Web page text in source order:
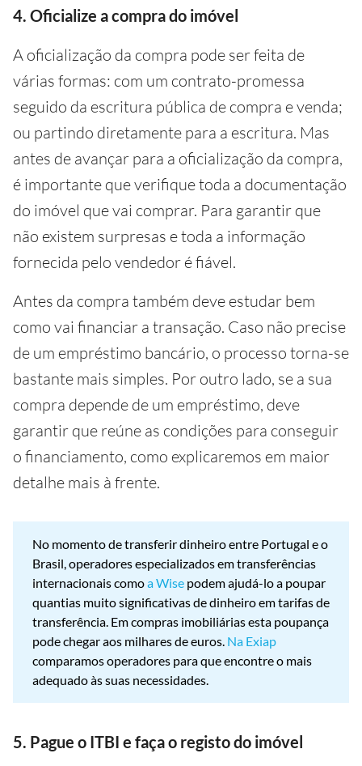
4. Oficialize a compra do imóvel
A oficialização da compra pode ser feita de
várias formas: com um contrato-promessa
seguido da escritura pública de compra e venda;
ou partindo diretamente para a escritura. Mas
antes de avançar para a oficialização da compra,
é importante que verifique toda a documentação
do imóvel que vai comprar. Para garantir que
não existem surpresas e toda a informação
fornecida pelo vendedor é fiável.
Antes da compra também deve estudar bem
como vai financiar a transação. Caso não precise
de um empréstimo bancário, o processo torna-se
bastante mais simples. Por outro lado, se a sua
compra depende de um empréstimo, deve
garantir que reúne as condições para conseguir
o financiamento, como explicaremos em maior
detalhe mais à frente.
No momento de transferir dinheiro entre Portugal e o
Brasil, operadores especializados em transferências
internacionais comoa Wise podem ajudá-lo a poupar
quantias muito significativas de dinheiro em tarifas de
transferência. Em compras imobiliárias esta poupança
pode chegar aos milhares de euros. Na Exiap
comparamos operadores para que encontre o mais
adequado às suas necessidades.
5. Pague o ITBI e faça o registo do imóvel